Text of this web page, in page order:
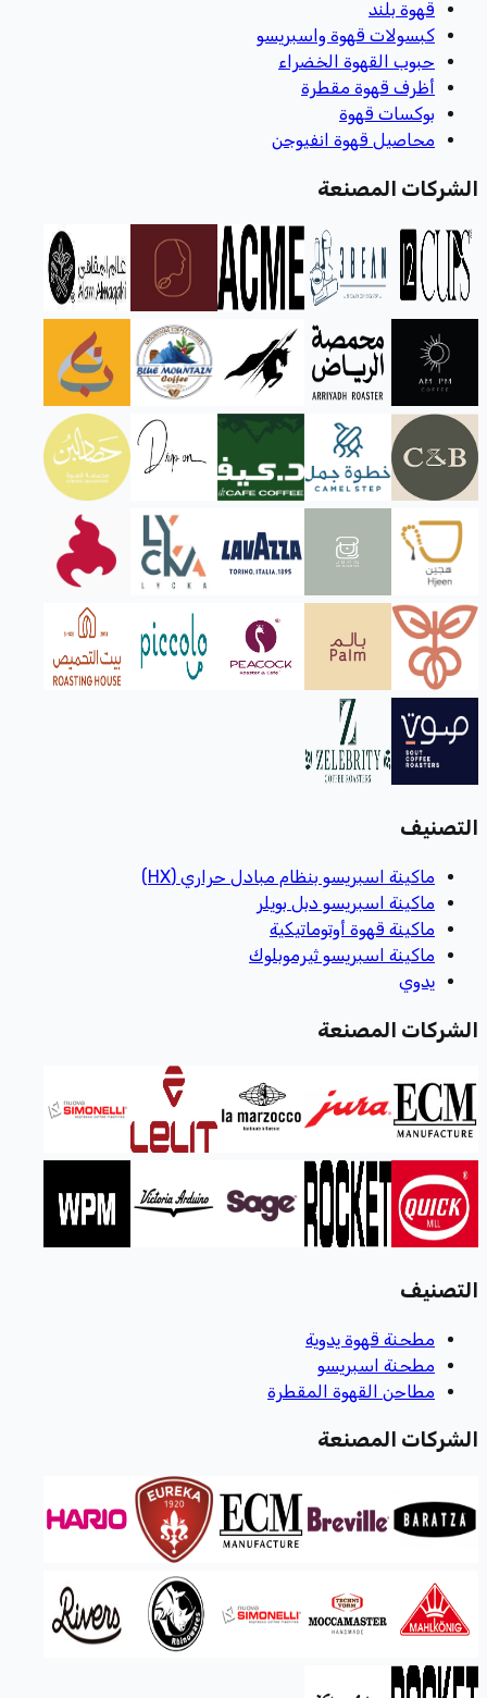
قهوة بلند
كبسولات قهوة واسبريسو
حبوب القهوة الخضراء
أظرف قهوة مقطرة
بوكسات قهوة
محاصيل قهوة انفيوجن
الشركات المصنعة
التصنيف
ماكينة اسبريسو بنظام مبادل حراري (HX)
ماكينة اسبريسو دبل بويلر
ماكينة قهوة أوتوماتيكية
ماكينة اسبريسو ثيرموبلوك
يدوي
الشركات المصنعة
التصنيف
مطحنة قهوة يدوية
مطحنة اسبريسو
مطاحن القهوة المقطرة
الشركات المصنعة